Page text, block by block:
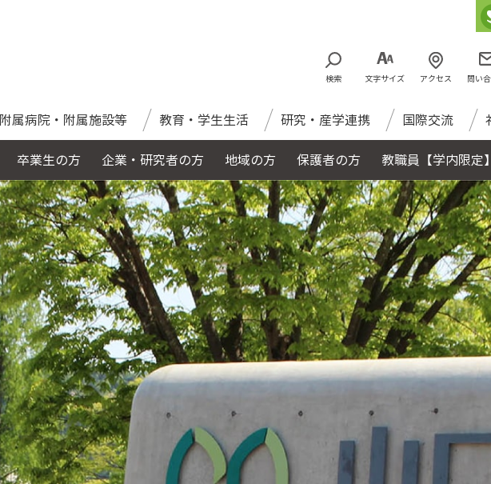
附属病院・附属施設等 教育・学生生活 研究・産学連携 国際交流
検索 文字サイズ アクセス 問い
卒業生の方 企業・研究者の方 地域の方 保護者の方 教職員【学内限定】